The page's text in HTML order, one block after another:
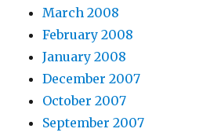
March 2008
February 2008
January 2008
December 2007
October 2007
September 2007